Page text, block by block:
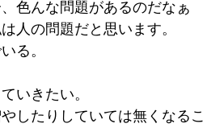
色んな問題があるのだなぁ
人の問題だと思います。
る。
いきたい。
したりしていては無くなるこ